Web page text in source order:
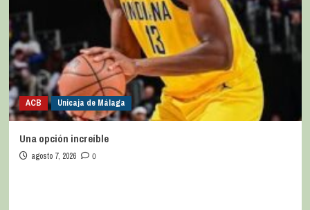
ACB Unicaja de Málaga
Una opción increíble
agosto 7, 2026 0